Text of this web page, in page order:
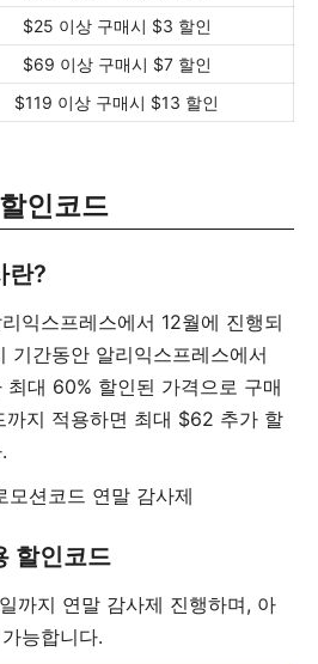
$25 이상 구매시 $3 할인
$69 이상 구매시 $7 할인
$119 이상 구매시 $13 할인
인코드
란?
익스프레스에서 12월에 진행되
기간동안 알리익스프레스에서
대 60% 할인된 가격으로 구매
까지 적용하면 최대 $62 추가 할
할인코드
까지 연말 감사제 진행하며, 아
능합니다.